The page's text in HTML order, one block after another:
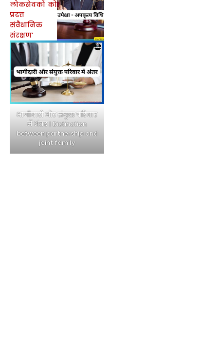
भागीदारी और संयुक्त परिवार
में अंतर | Distinction
between partnership and
joint family